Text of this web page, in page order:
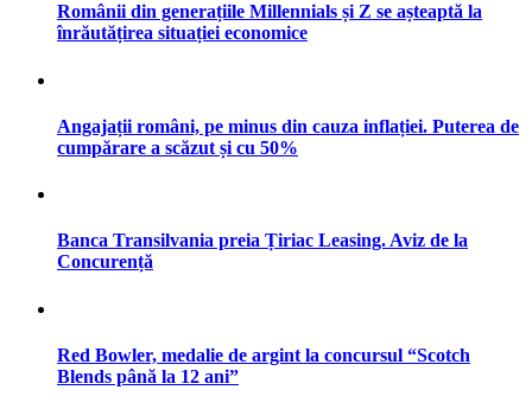
Românii din generațiile Millennials și Z se așteaptă la
înrăutățirea situației economice
Angajații români, pe minus din cauza inflației. Puterea de
cumpărare a scăzut și cu 50%
Banca Transilvania preia Țiriac Leasing. Aviz de la
Concurență
Red Bowler, medalie de argint la concursul “Scotch
Blends până la 12 ani”